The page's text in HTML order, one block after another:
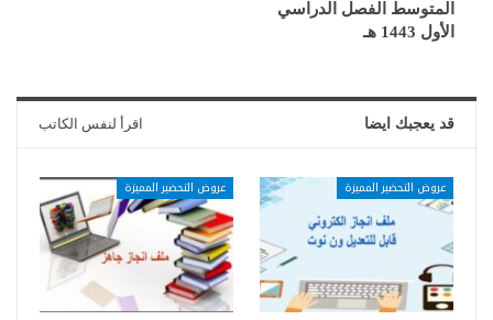
المتوسط الفصل الدراسي
الأول 1443 هـ
قد يعجبك ايضا اقرأ لنفس الكاتب
عروض التحضير المميزة عروض التحضير المميزة